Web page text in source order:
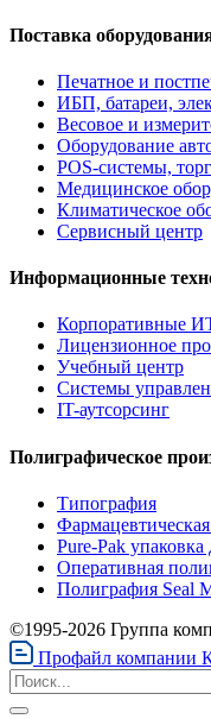
Поставка
Печатное и
ИБП, батареи,
Весовое и
Оборудование
POS-системы,
Медицинское
Климатическое
Сервисный центр
Информационные
Корпоративные
Лицензионное
Учебный центр
Системы
IT-аутсорсинг
Полиграфическое
Типография
Pure-Pak
Оперативная
Полиграфия Seal
©1995-2026 Группа
Профайл компании